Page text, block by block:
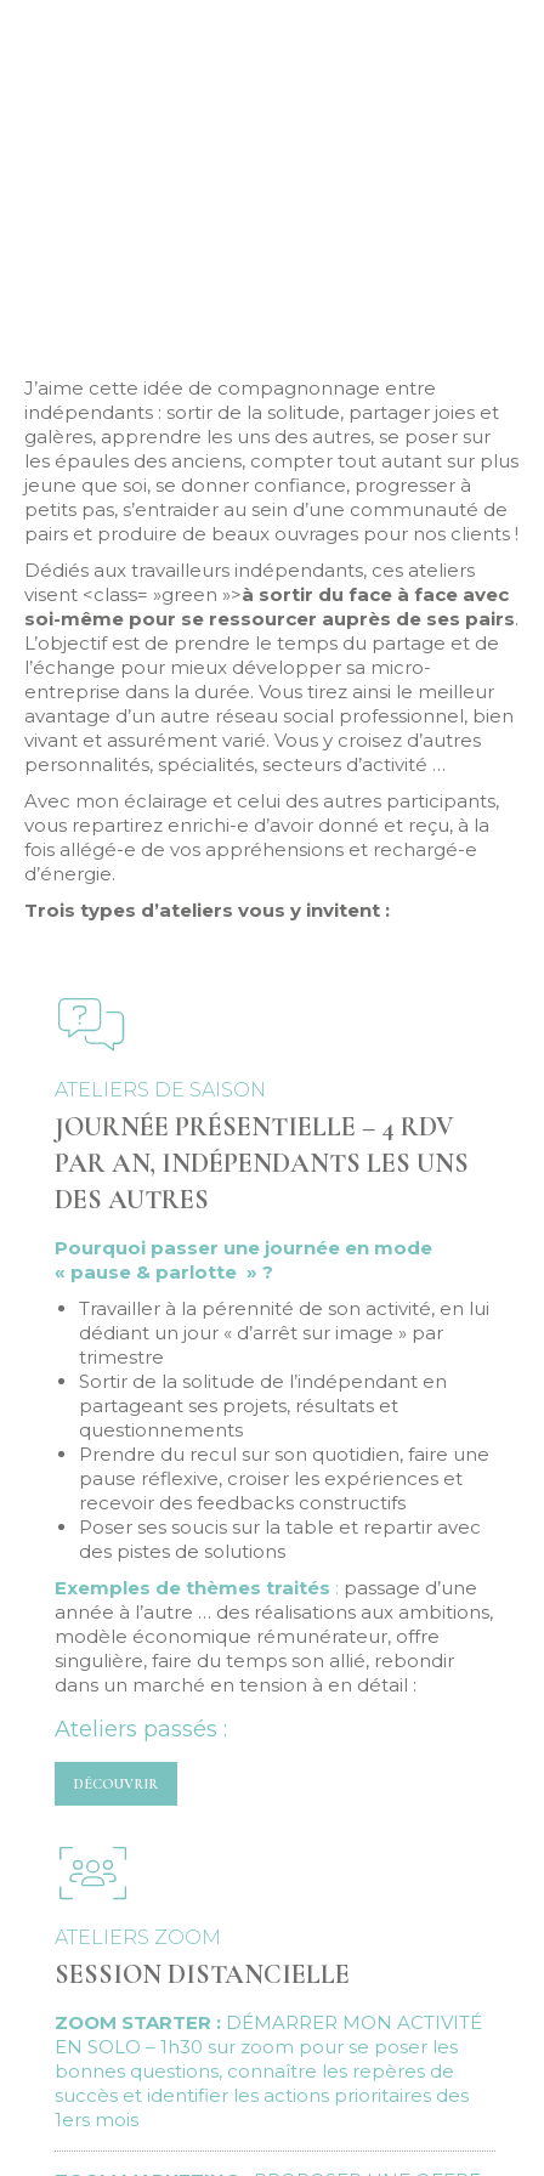
J’aime cette idée de compagnonnage entre
indépendants : sortir de la solitude, partager joies et
galères, apprendre les uns des autres, se poser sur
les épaules des anciens, compter tout autant sur plus
jeune que soi, se donner confiance, progresser à
petits pas, s’entraider au sein d’une communauté de
pairs et produire de beaux ouvrages pour nos clients !
Dédiés aux travailleurs indépendants, ces ateliers
visent <class= »green »>à sortir du face à face avec
soi-même pour se ressourcer auprès de ses pairs.
L’objectif est de prendre le temps du partage et de
l’échange pour mieux développer sa micro-
entreprise dans la durée. Vous tirez ainsi le meilleur
avantage d’un autre réseau social professionnel, bien
vivant et assurément varié. Vous y croisez d’autres
personnalités, spécialités, secteurs d’activité …
Avec mon éclairage et celui des autres participants,
vous repartirez enrichi-e d’avoir donné et reçu, à la
fois allégé-e de vos appréhensions et rechargé-e
d’énergie.
Trois types d’ateliers vous y invitent :
ATELIERS DE SAISON
JOURNÉE PRÉSENTIELLE – 4 RDV
PAR AN, INDÉPENDANTS LES UNS
DES AUTRES
Pourquoi passer une journée en mode
« pause & parlotte » ?
Travailler à la pérennité de son activité, en lui
dédiant un jour « d’arrêt sur image » par
trimestre
Sortir de la solitude de l’indépendant en
partageant ses projets, résultats et
questionnements
Prendre du recul sur son quotidien, faire une
pause réflexive, croiser les expériences et
recevoir des feedbacks constructifs
Poser ses soucis sur la table et repartir avec
des pistes de solutions
Exemples de thèmes traités : passage d’une
année à l’autre … des réalisations aux ambitions,
modèle économique rémunérateur, offre
singulière, faire du temps son allié, rebondir
dans un marché en tension à en détail :
Ateliers passés :
DÉCOUVRIR
ATELIERS ZOOM
SESSION DISTANCIELLE
ZOOM STARTER : DÉMARRER MON ACTIVITÉ
EN SOLO – 1h30 sur zoom pour se poser les
bonnes questions, connaître les repères de
succès et identifier les actions prioritaires des
1ers mois